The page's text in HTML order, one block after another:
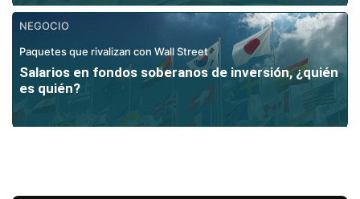
NEGOCIO
Paquetes que rivalizan con Wall Street
Salarios en fondos soberanos de inversión, ¿quién
es quién?